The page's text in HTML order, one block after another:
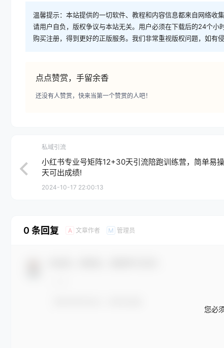
温馨提示：本站提供的一切软件、教程和内容信息都来自网络收
请用户自负，版权争议与本站无关。用户必须在下载后的24个小
购买注册，得到更好的正版服务。我们非常重视版权问题，如有
点点赞赏，手留余香
还没有人赞赏，快来当第一个赞赏的人吧！
私域引流
小红书专业号矩阵12+30天引流陪跑训练营，简单易
天可出成绩!
2024-10-17 22:00:13
0 条回复 A 文章作者 M 管理员
您必